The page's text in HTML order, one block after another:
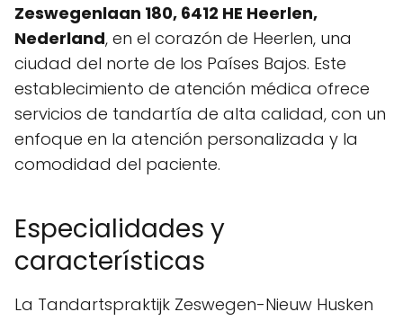
Zeswegenlaan 180, 6412 HE Heerlen,
Nederland, en el corazón de Heerlen, una
ciudad del norte de los Países Bajos. Este
establecimiento de atención médica ofrece
servicios de tandartía de alta calidad, con un
enfoque en la atención personalizada y la
comodidad del paciente.
Especialidades y
características
La Tandartspraktijk Zeswegen-Nieuw Husken